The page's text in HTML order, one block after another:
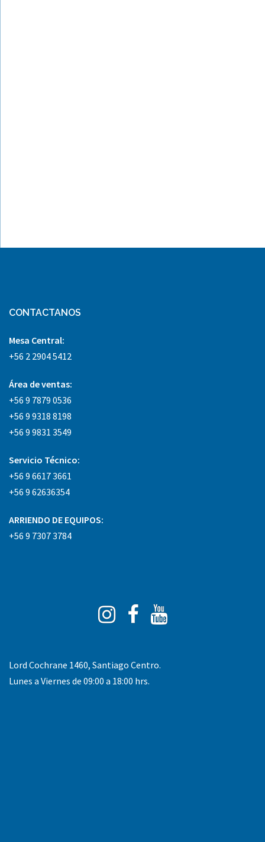
CONTACTANOS
Mesa Central:
+56 2 2904 5412
Área de ventas:
+56 9 7879 0536
+56 9 9318 8198
+56 9 9831 3549
Servicio Técnico:
+56 9 6617 3661
+56 9 62636354
ARRIENDO DE EQUIPOS:
+56 9 7307 3784
Instagram
Facebook
Tube
Lord Cochrane 1460, Santiago Centro.
Lunes a Viernes de 09:00 a 18:00 hrs.